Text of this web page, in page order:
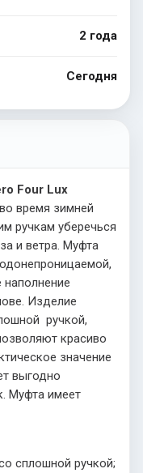
2 года
Сегодня
Four Lux
время зимней
ручкам уберечься
и ветра. Муфта
наполнение
Изделие
ручкой,
красиво
значение
выгодно
Муфта имеет
сплошной ручкой;